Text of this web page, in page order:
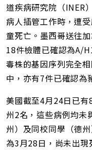
道疾病研究院（INER
病人插管工作時，遭
童死亡。墨西哥送往
18件檢體已確認為A/
毒株的基因序列完全
中，亦有7件已確認為
美國截至4月24日已
州2名，這些病例均未
州）及同校同學（德
為3月28日，尚未出